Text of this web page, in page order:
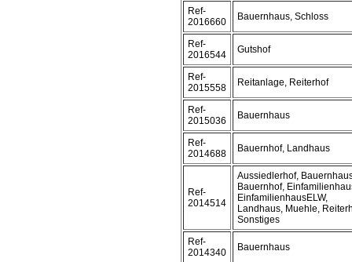
Ref-
2016660
Bauernhaus, Schloss
Ref-
2016544
Gutshof
Ref-
2015558
Reitanlage, Reiterhof
Ref-
2015036
Bauernhaus
Ref-
2014688
Bauernhof, Landhaus
Ref-
2014514
Aussiedlerhof,
Bauernhof,
EinfamilienhausELW,
Landhaus, Muehle,
Sonstiges
Ref-
2014340
Bauernhaus